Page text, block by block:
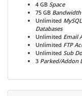
4 GB Space
75 GB Bandwidth
Unlimited
Databases
Unlimited Email
Unlimited FTP
Unlimited Sub
3 Parked/Addon